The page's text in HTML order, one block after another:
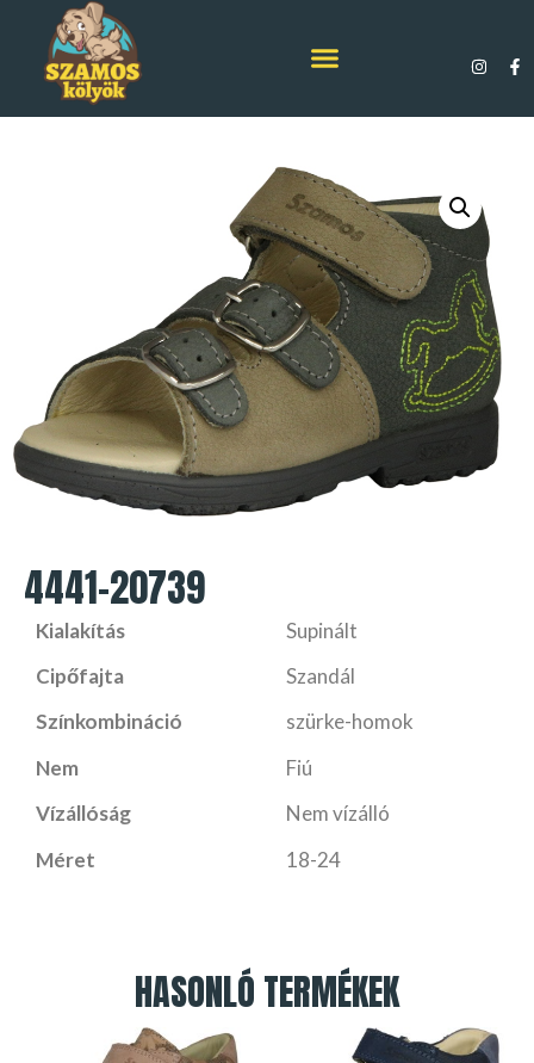
4441-20739
Kialakítás
Supinált
Cipőfajta
Szandál
Színkombináció
szürke-homok
Nem
Fiú
Vízállóság
Nem vízálló
Méret
18-24
HASONLÓ TERMÉKEK